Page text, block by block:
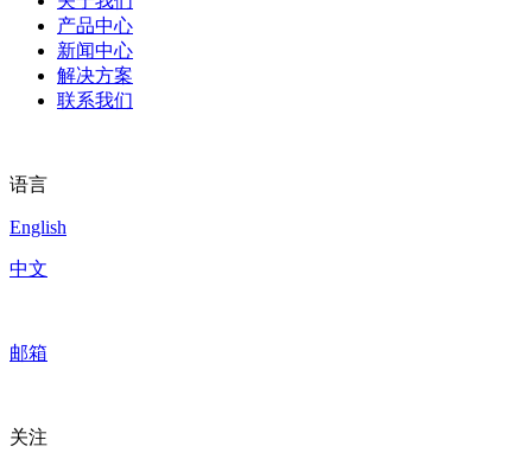
产品中心
新闻中心
解决方案
联系我们
语言
English
中文
邮箱
关注